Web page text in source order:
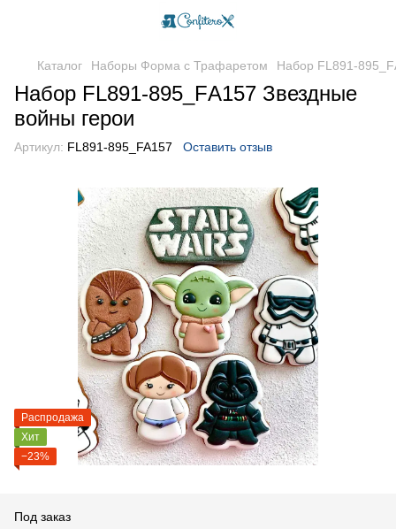
Каталог Наборы Форма с Трафаретом Набор FL891-
Набор FL891-895_FА157 Звездные
войны герои
Артикул: FL891-895_FA157 Оставить отзыв
Распродажа
Хит
−23%
Под заказ